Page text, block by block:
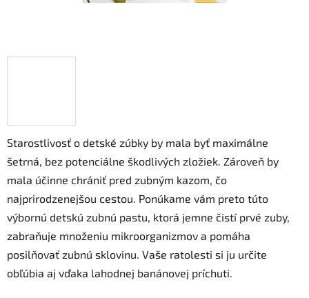
Starostlivosť o detské zúbky by mala byť maximálne
šetrná, bez potenciálne škodlivých zložiek. Zároveň by
mala účinne chrániť pred zubným kazom, čo
najprirodzenejšou cestou. Ponúkame vám preto túto
výbornú detskú zubnú pastu, ktorá jemne čistí prvé zuby,
zabraňuje množeniu mikroorganizmov a pomáha
posilňovať zubnú sklovinu. Vaše ratolesti si ju určite
obľúbia aj vďaka lahodnej banánovej príchuti.